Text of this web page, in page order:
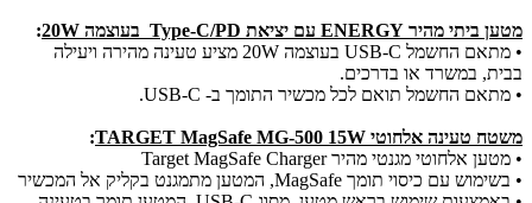
מטען ביתי מהיר ENERGY עם יציאת Type-C/PD בעוצמה 20W
:
• מתאם החשמל USB-C בעוצמה 20W מציע טעינה מהירה ויעילה
בבית, במשרד או בדרכים.
• מתאם החשמל תואם לכל מכשיר התומך ב- USB-C.
משטח טעינה אלחוטי TARGET MagSafe MG-500 15W
:
• מטען אלחוטי מגנטי מהיר Target MagSafe Charger
• בשימוש עם כיסוי תומך MagSafe, המטען מתמגנט בקליק אל המכשיר